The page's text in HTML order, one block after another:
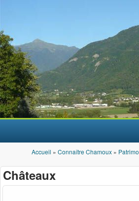
Vous êtes ici
Accueil » Connaître Chamoux »
Châteaux